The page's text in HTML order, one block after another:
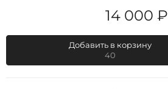
14 000 ₽
Добавить в корзину
40